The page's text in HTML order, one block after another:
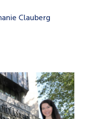
Clauberg